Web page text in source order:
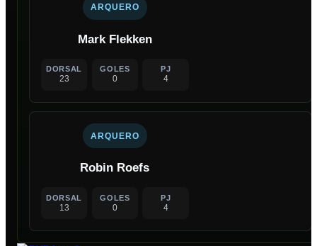
ARQUERO
Mark Flekken
DORSAL
23
GOLES
0
PJ
4
ARQUERO
Robin Roefs
DORSAL
13
GOLES
0
PJ
4